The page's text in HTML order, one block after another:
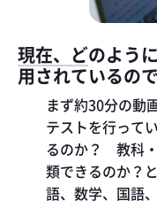
現在、どのよう
用されているの
まず約30分の動
テストを行って
るのか？ 教科
類できるのか？
語、数学、国語